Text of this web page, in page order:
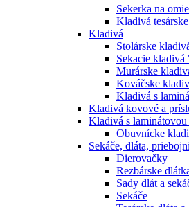
Sekerka na
Kladivá tesárske
Kladivá
Stolárske
Sekacie kladivá
Murárske
Kováčske
Kladivá s
Kladivá kovové a
Kladivá s
Obuvnícke
Sekáče, dláta,
Dierovačky
Rezbárske
Sady dlát a
Sekáče